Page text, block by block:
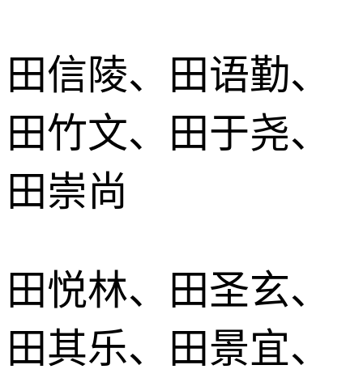
田信陵、田语勤、
田竹文、田于尧、
田崇尚
田悦林、田圣玄、
田其乐、田景宜、